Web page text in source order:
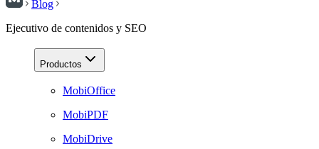
Blog
Ejecutivo de contenidos y SEO
Productos
MobiOffice
MobiPDF
MobiDrive